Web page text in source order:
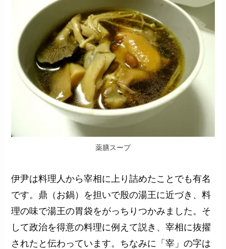
薬膳スープ
伊尹は料理人から宰相に上り詰めたことでも有名
です。鼎（お鍋）を担いで殷の湯王に近づき、料
理の味で湯王の胃袋をがっちりつかみました。そ
して政治を得意の料理に例えて説き、宰相に抜擢
されたと伝わっています。ちなみに「宰」の字は